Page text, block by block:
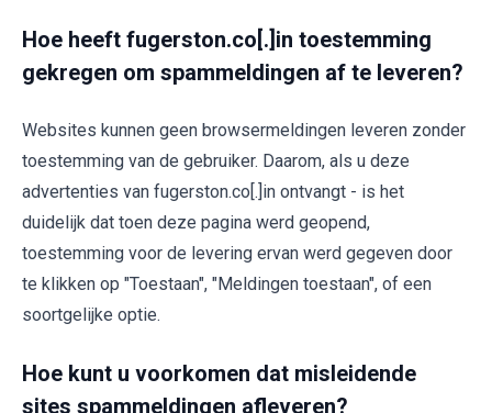
Hoe heeft fugerston.co[.]in toestemming
gekregen om spammeldingen af te leveren?
Websites kunnen geen browsermeldingen leveren zonder
toestemming van de gebruiker. Daarom, als u deze
advertenties van fugerston.co[.]in ontvangt - is het
duidelijk dat toen deze pagina werd geopend,
toestemming voor de levering ervan werd gegeven door
te klikken op "Toestaan", "Meldingen toestaan", of een
soortgelijke optie.
Hoe kunt u voorkomen dat misleidende
sites spammeldingen afleveren?